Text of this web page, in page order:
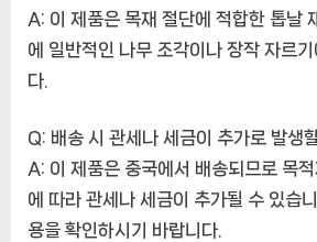
A: 이 제품은 목재 절단에 적합한 톱날
에 일반적인 나무 조각이나 장작 자르기
다.
Q: 배송 시 관세나 세금이 추가로 발생
A: 이 제품은 중국에서 배송되므로 목
에 따라 관세나 세금이 추가될 수 있습
용을 확인하시기 바랍니다.